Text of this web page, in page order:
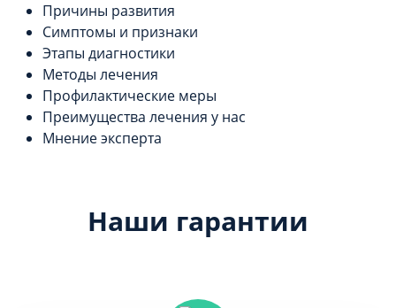
Причины развития
Симптомы и признаки
Этапы диагностики
Методы лечения
Профилактические меры
Преимущества лечения у нас
Мнение эксперта
Наши гарантии